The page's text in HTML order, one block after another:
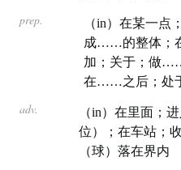
prep.
（in）在某一
成……的整体；
加；关于；做
在……之后；处
adv.
（in）在里面；
位）；在车站；
（球）落在界内